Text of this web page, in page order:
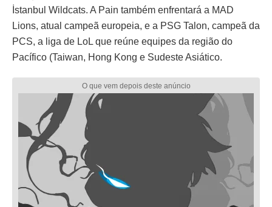
İstanbul Wildcats. A Pain também enfrentará a MAD
Lions, atual campeã europeia, e a PSG Talon, campeã da
PCS, a liga de LoL que reúne equipes da região do
Pacífico (Taiwan, Hong Kong e Sudeste Asiático.